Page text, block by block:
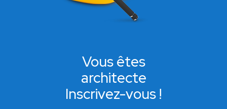
Vous êtes
architecte
Inscrivez-vous !